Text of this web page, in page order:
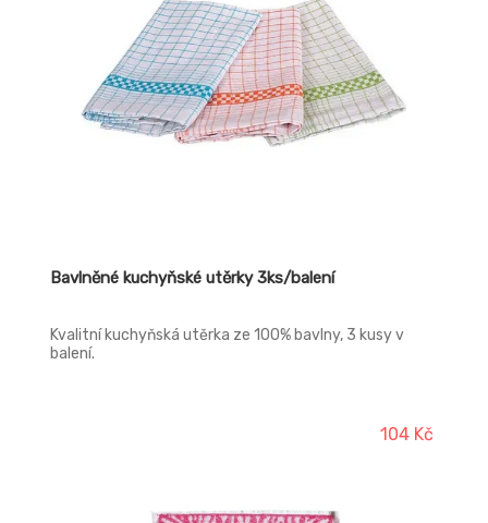
Bavlněné kuchyňské utěrky 3ks/balení
Kvalitní kuchyňská utěrka ze 100% bavlny, 3 kusy v
balení.
104 Kč